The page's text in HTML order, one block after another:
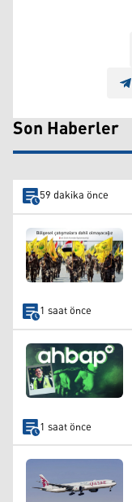
Son Haberler
59 dakika önce
1 saat önce
1 saat önce